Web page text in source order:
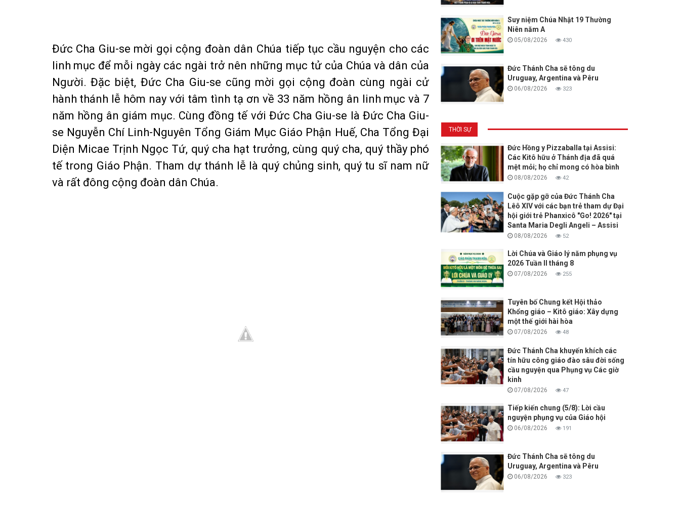
Đức Cha Giu-se mời gọi cộng đoàn dân Chúa tiếp tục cầu nguyện cho các
linh mục để mỗi ngày các ngài trở nên những mục tử của Chúa và dân của
Người. Đặc biệt, Đức Cha Giu-se cũng mời gọi cộng đoàn cùng ngài cử
hành thánh lễ hôm nay với tâm tình tạ ơn về 33 năm hồng ân linh mục và 7
năm hồng ân giám mục. Cùng đồng tế với Đức Cha Giu-se là Đức Cha Giu-
se Nguyễn Chí Linh-Nguyên Tổng Giám Mục Giáo Phận Huế, Cha Tổng Đại
Diện Micae Trịnh Ngọc Tứ, quý cha hạt trưởng, cùng quý cha, quý thầy phó
tế trong Giáo Phận. Tham dự thánh lễ là quý chủng sinh, quý tu sĩ nam nữ
và rất đông cộng đoàn dân Chúa.
Suy niệm Chúa Nhật 19 Thường
Niên năm A
05/08/2026 430
Đức Thánh Cha sẽ tông du
Uruguay, Argentina và Pêru
06/08/2026 323
THỜI SỰ
Đức Hồng y Pizzaballa tại Assisi:
Các Kitô hữu ở Thánh địa đã quá
mệt mỏi; họ chỉ mong có hòa bình
08/08/2026 42
Cuộc gặp gỡ của Đức Thánh Cha
Lêô XIV với các bạn trẻ tham dự Đại
hội giới trẻ Phanxicô "Go! 2026" tại
Santa Maria Degli Angeli – Assisi
08/08/2026 52
Lời Chúa và Giáo lý năm phụng vụ
2026 Tuần II tháng 8
07/08/2026 255
Tuyên bố Chung kết Hội thảo
Khổng giáo – Kitô giáo: Xây dựng
một thế giới hài hòa
07/08/2026 48
Đức Thánh Cha khuyến khích các
tín hữu công giáo đào sâu đời sống
cầu nguyện qua Phụng vụ Các giờ
kinh
07/08/2026 47
Tiếp kiến chung (5/8): Lời cầu
nguyện phụng vụ của Giáo hội
06/08/2026 191
Đức Thánh Cha sẽ tông du
Uruguay, Argentina và Pêru
06/08/2026 323